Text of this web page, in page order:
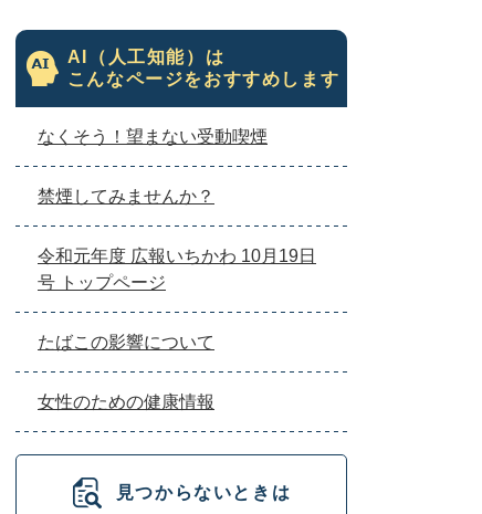
AI（人工知能）は
こんなページをおすすめします
なくそう！望まない受動喫煙
禁煙してみませんか？
令和元年度 広報いちかわ 10月19日
号 トップページ
たばこの影響について
女性のための健康情報
見つからないときは